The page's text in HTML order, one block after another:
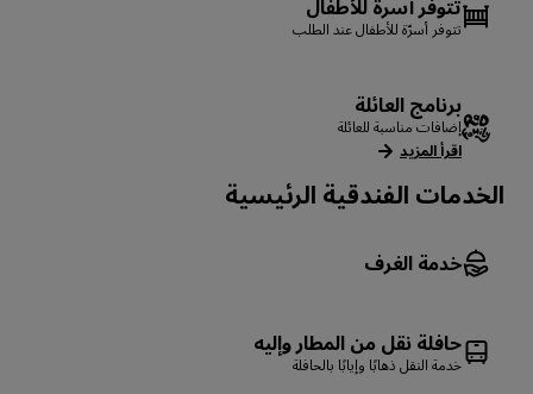
تتوفر أسرة للأطفال
تتوفر أسرّة للأطفال عند الطلب
برنامج العائلة
إضافات مناسبة للعائلة
اقرأ المزيد
الخدمات الفندقية الرئيسية
خدمة الغرف
حافلة نقل من المطار وإليه
خدمة النقل ذهابًا وإيابًا بالحافلة